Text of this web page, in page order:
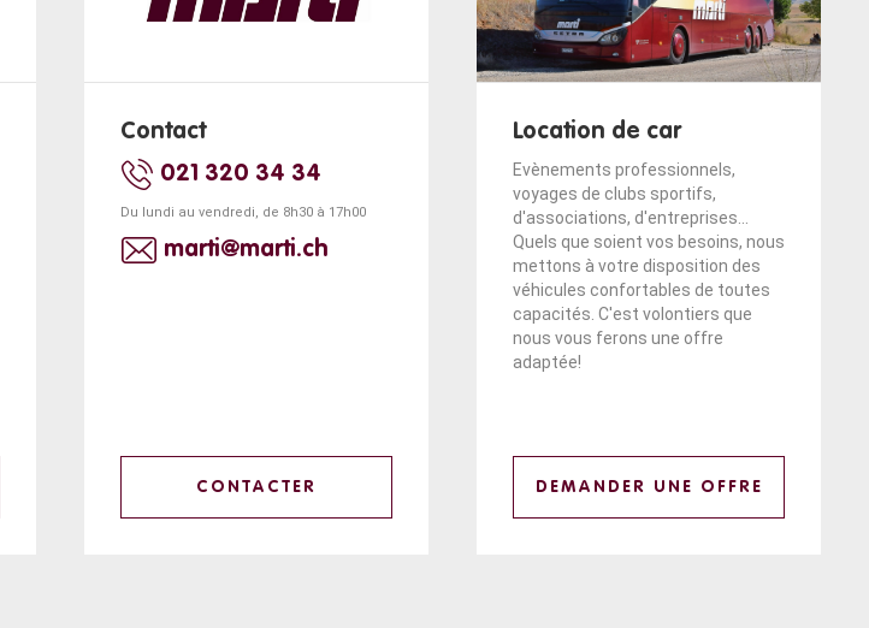
Contact
021 320 34 34
Du lundi au vendredi, de 8h30 à 17h00
marti@marti.ch
CONTACTER
Location de car
Evènements professionnels,
voyages de clubs sportifs,
d'associations, d'entreprises...
Quels que soient vos besoins, nous
mettons à votre disposition des
véhicules confortables de toutes
capacités. C'est volontiers que
nous vous ferons une offre
adaptée!
DEMANDER UNE OFFRE